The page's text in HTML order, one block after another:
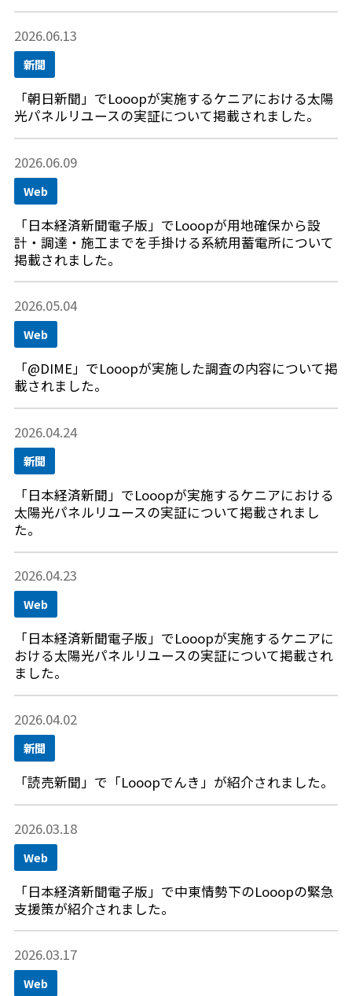
2026.06.13
新聞
「朝日新聞」でLooopが実施するケニアにおける太陽
光パネルリユースの実証について掲載されました。
2026.06.09
Web
「日本経済新聞電子版」でLooopが用地確保から設
計・調達・施工までを手掛ける系統用蓄電所について
掲載されました。
2026.05.04
Web
「@DIME」でLooopが実施した調査の内容について掲
載されました。
2026.04.24
新聞
「日本経済新聞」でLooopが実施するケニアにおける
太陽光パネルリユースの実証について掲載されまし
た。
2026.04.23
Web
「日本経済新聞電子版」でLooopが実施するケニアに
おける太陽光パネルリユースの実証について掲載され
ました。
2026.04.02
新聞
「読売新聞」で「Looopでんき」が紹介されました。
2026.03.18
Web
「日本経済新聞電子版」で中東情勢下のLooopの緊急
支援策が紹介されました。
2026.03.17
Web